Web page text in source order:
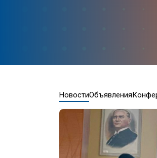
НовостиОбъявления